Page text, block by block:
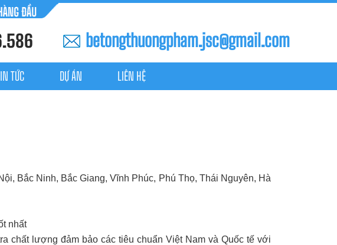
betongthuongpham.jsc@gmail.com
TỨC DỰ ÁN LIÊN HỆ
Bắc Ninh, Bắc Giang, Vĩnh Phúc, Phú Thọ, Thái Nguyên, Hà
nhất
chất lượng đảm bảo các tiêu chuẩn Việt Nam và Quốc tế với